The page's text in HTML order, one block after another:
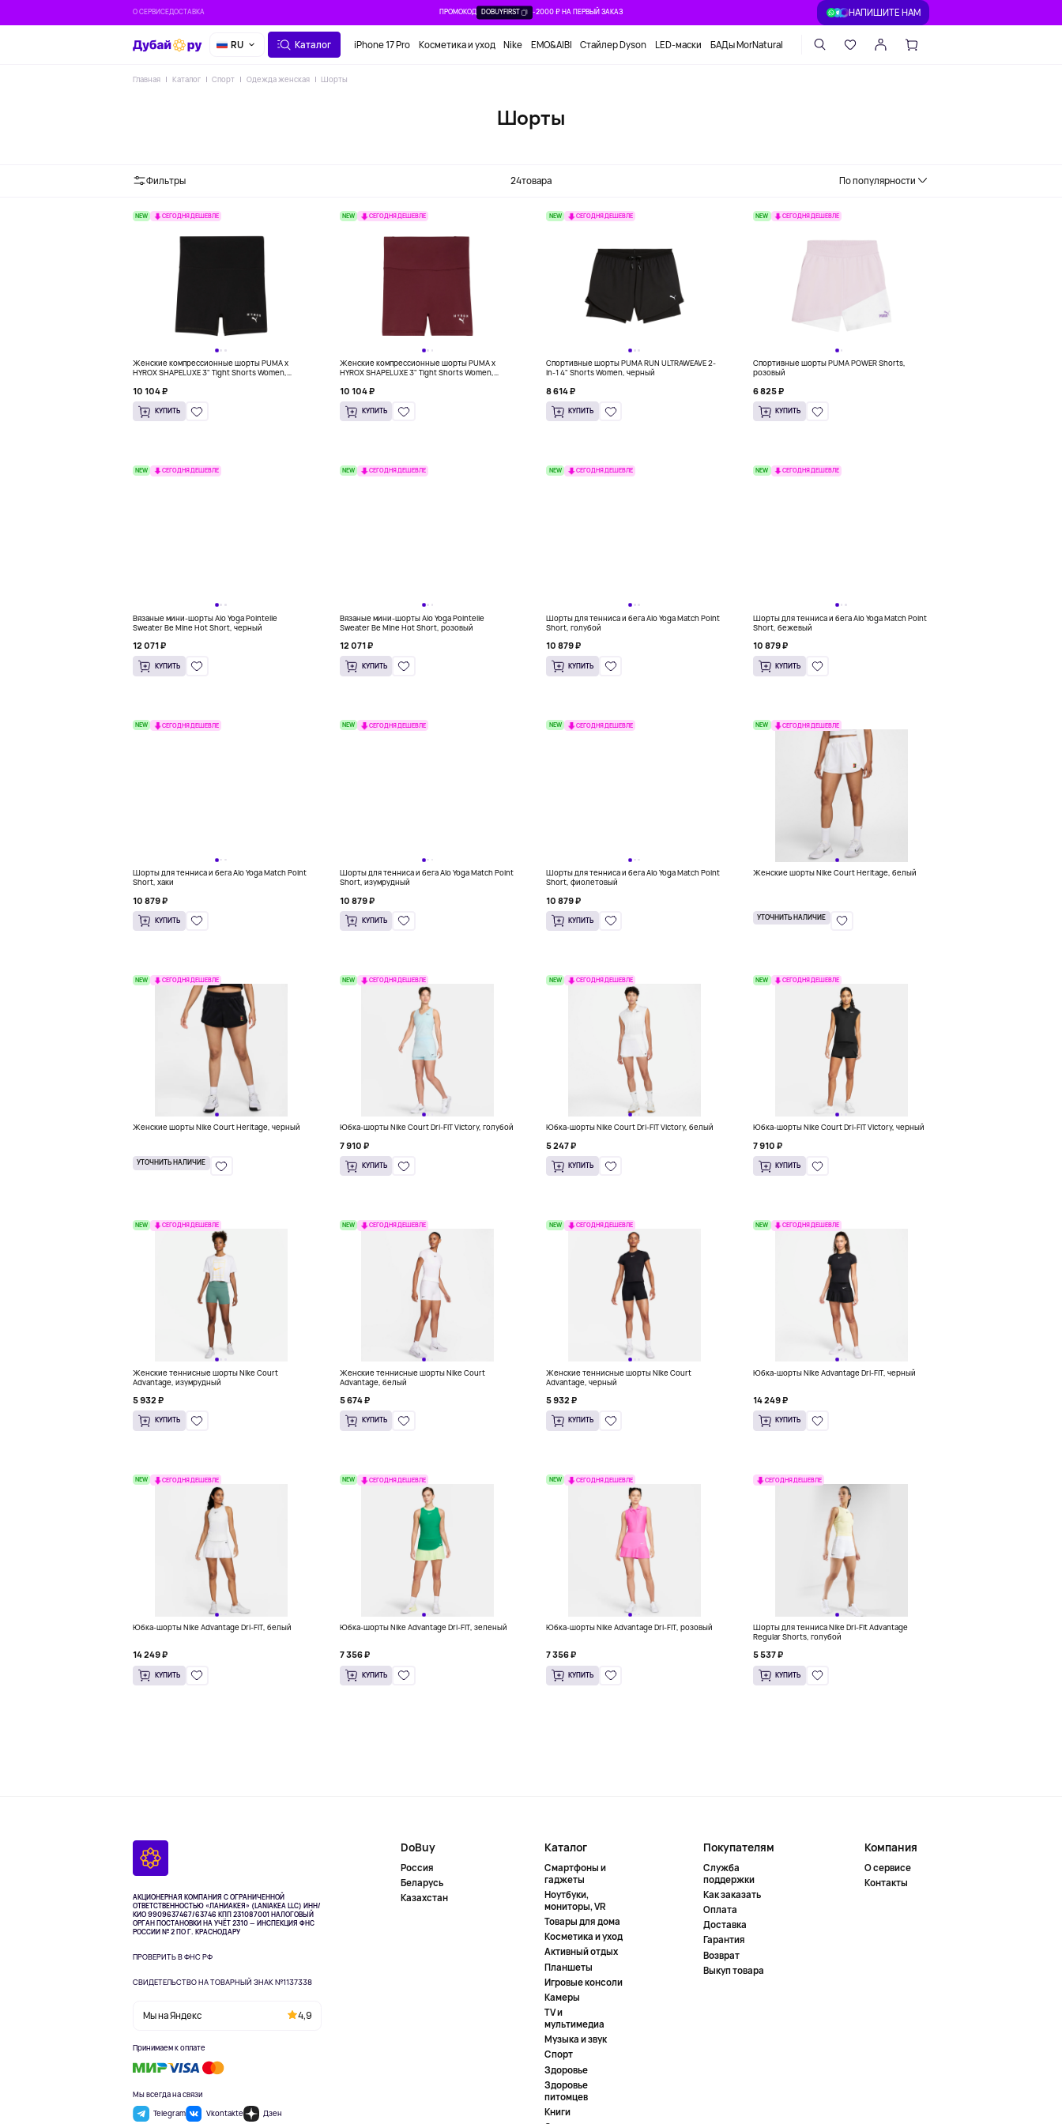
О СЕРВИСЕДОСТАВКА ПРОМОКОД DOBUYFIRST -2000 ₽ НА ПЕРВЫЙ ЗАКАЗ НАПИШИТЕ НАМ
RU Каталог iPhone 17 Pro Косметика и уход Nike EMO&AIBI Стайлер Dyson LED-маски БАДы MorNatural
Главная Каталог Спорт Одежда женская Шорты
Шорты
Фильтры 24товара По популярности
NEW СЕГОДНЯ ДЕШЕВЛЕ
Женские компрессионные шорты PUMA x
HYROX SHAPELUXE 3" Tight Shorts Women,
10 104 ₽
КУПИТЬ
NEW СЕГОДНЯ ДЕШЕВЛЕ
Женские компрессионные шорты PUMA x
HYROX SHAPELUXE 3" Tight Shorts Women,
10 104 ₽
КУПИТЬ
NEW СЕГОДНЯ ДЕШЕВЛЕ
Спортивные шорты PUMA RUN ULTRAWEAVE 2-
in-1 4" Shorts Women, черный
8 614 ₽
КУПИТЬ
NEW СЕГОДНЯ ДЕШЕВЛЕ
Спортивные шорты PUMA POWER Shorts,
розовый
6 825 ₽
КУПИТЬ
NEW СЕГОДНЯ ДЕШЕВЛЕ
Вязаные мини-шорты Alo Yoga Pointelle
Sweater Be Mine Hot Short, черный
12 071 ₽
КУПИТЬ
NEW СЕГОДНЯ ДЕШЕВЛЕ
Вязаные мини-шорты Alo Yoga Pointelle
Sweater Be Mine Hot Short, розовый
12 071 ₽
КУПИТЬ
NEW СЕГОДНЯ ДЕШЕВЛЕ
Шорты для тенниса и бега Alo Yoga Match Point
Short, голубой
10 879 ₽
КУПИТЬ
NEW СЕГОДНЯ ДЕШЕВЛЕ
Шорты для тенниса и бега Alo Yoga Match Point
Short, бежевый
10 879 ₽
КУПИТЬ
NEW СЕГОДНЯ ДЕШЕВЛЕ
Шорты для тенниса и бега Alo Yoga Match Point
Short, хаки
10 879 ₽
КУПИТЬ
NEW СЕГОДНЯ ДЕШЕВЛЕ
Шорты для тенниса и бега Alo Yoga Match Point
Short, изумрудный
10 879 ₽
КУПИТЬ
NEW СЕГОДНЯ ДЕШЕВЛЕ
Шорты для тенниса и бега Alo Yoga Match Point
Short, фиолетовый
10 879 ₽
КУПИТЬ
NEW СЕГОДНЯ ДЕШЕВЛЕ
Женские шорты Nike Court Heritage, белый
УТОЧНИТЬ НАЛИЧИЕ
NEW СЕГОДНЯ ДЕШЕВЛЕ
Женские шорты Nike Court Heritage, черный
УТОЧНИТЬ НАЛИЧИЕ
NEW СЕГОДНЯ ДЕШЕВЛЕ
Юбка-шорты Nike Court Dri-FIT Victory, голубой
7 910 ₽
КУПИТЬ
NEW СЕГОДНЯ ДЕШЕВЛЕ
Юбка-шорты Nike Court Dri-FIT Victory, белый
5 247 ₽
КУПИТЬ
NEW СЕГОДНЯ ДЕШЕВЛЕ
Юбка-шорты Nike Court Dri-FIT Victory, черный
7 910 ₽
КУПИТЬ
NEW СЕГОДНЯ ДЕШЕВЛЕ
Женские теннисные шорты Nike Court
Advantage, изумрудный
5 932 ₽
КУПИТЬ
NEW СЕГОДНЯ ДЕШЕВЛЕ
Женские теннисные шорты Nike Court
Advantage, белый
5 674 ₽
КУПИТЬ
NEW СЕГОДНЯ ДЕШЕВЛЕ
Женские теннисные шорты Nike Court
Advantage, черный
5 932 ₽
КУПИТЬ
NEW СЕГОДНЯ ДЕШЕВЛЕ
Юбка-шорты Nike Advantage Dri-FIT, черный
14 249 ₽
КУПИТЬ
NEW СЕГОДНЯ ДЕШЕВЛЕ
Юбка-шорты Nike Advantage Dri-FIT, белый
14 249 ₽
КУПИТЬ
NEW СЕГОДНЯ ДЕШЕВЛЕ
Юбка-шорты Nike Advantage Dri-FIT, зеленый
7 356 ₽
КУПИТЬ
NEW СЕГОДНЯ ДЕШЕВЛЕ
Юбка-шорты Nike Advantage Dri-FIT, розовый
7 356 ₽
КУПИТЬ
СЕГОДНЯ ДЕШЕВЛЕ
Шорты для тенниса Nike Dri-Fit Advantage
Regular Shorts, голубой
5 537 ₽
КУПИТЬ
АКЦИОНЕРНАЯ КОМПАНИЯ С ОГРАНИЧЕННОЙ
ОТВЕТСТВЕННОСТЬЮ «ЛАНИАКЕЯ» (LANIAKEA LLC) ИНН/
КИО 9909637467/63746 КПП 231087001НАЛОГОВЫЙ
ОРГАН ПОСТАНОВКИ НА УЧЁТ 2310 — ИНСПЕКЦИЯ ФНС
РОССИИ № 2 ПО Г. КРАСНОДАРУ
ПРОВЕРИТЬ В ФНС РФ
СВИДЕТЕЛЬСТВО НА ТОВАРНЫЙ ЗНАК №1137338
Мы на Яндекс 4,9
Принимаем к оплате
Мы всегда на связи
Telegram
Vkontakte Дзен
DoBuy
Россия
Беларусь
Казахстан
Каталог
Смартфоны и
гаджеты
Ноутбуки,
мониторы, VR
Товары для дома
Косметика и уход
Активный отдых
Планшеты
Игровые консоли
Камеры
TV и
мультимедиа
Музыка и звук
Спорт
Здоровье
Здоровье
питомцев
Книги
Покупателям
Служба
поддержки
Как заказать
Оплата
Доставка
Гарантия
Возврат
Выкуп товара
Компания
О сервисе
Контакты